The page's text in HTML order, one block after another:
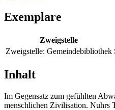
Exemplare
Zweigstelle
Zweigstelle: Gemeindebibliothek
Inhalt
Im Gegensatz zum gefühlten
menschlichen Zivilisation. Nuhrs